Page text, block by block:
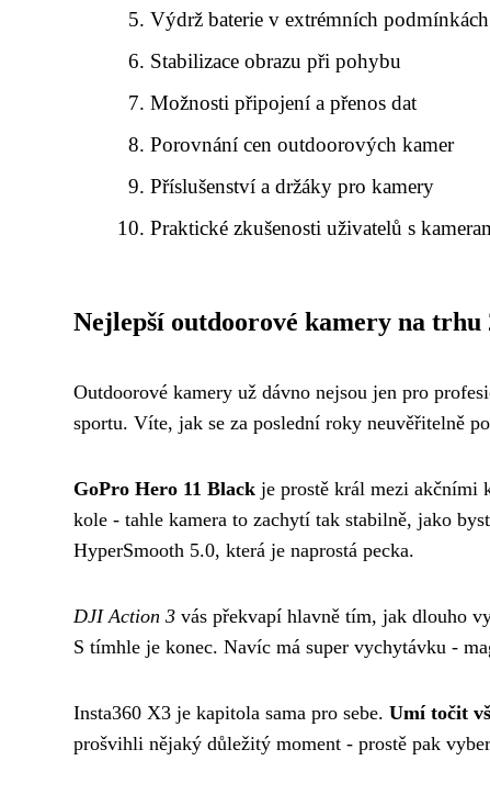
Výdrž baterie v extrémních podmínkách
Stabilizace obrazu při pohybu
Možnosti připojení a přenos dat
Porovnání cen outdoorových kamer
Příslušenství a držáky pro kamery
Praktické zkušenosti uživatelů s
Nejlepší outdoorové kamery na trhu
Outdoorové kamery už dávno nejsou jen pro
sportu. Víte, jak se za poslední roky neuvěřitelně
GoPro Hero 11 Black je prostě král mezi akčními
kole - tahle kamera to zachytí tak stabilně, jako
HyperSmooth 5.0, která je naprostá pecka.
DJI Action 3 vás překvapí hlavně tím, jak dlouho
S tímhle je konec. Navíc má super vychytávku -
Insta360 X3 je kapitola sama pro sebe. Umí točit
prošvihli nějaký důležitý moment - prostě pak